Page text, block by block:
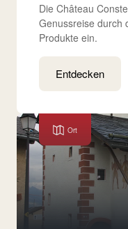
Die Château
Genussreise durch
Produkte ein.
Entdecken
Ort